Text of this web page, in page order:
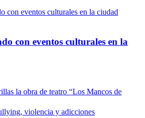
con eventos culturales en la